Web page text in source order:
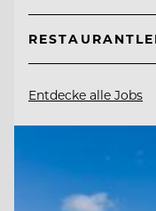
Entdecke alle Jobs